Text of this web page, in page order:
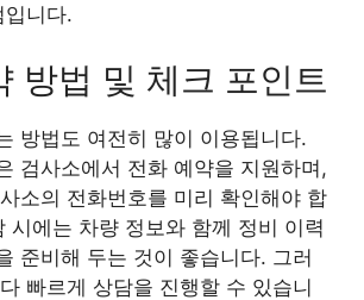
입니다.
방법 및 체크 포인트
방법도 여전히 많이 이용됩니다.
검사소에서 전화 예약을 지원하며,
소의 전화번호를 미리 확인해야 합
시에는 차량 정보와 함께 정비 이력
준비해 두는 것이 좋습니다. 그러
빠르게 상담을 진행할 수 있습니